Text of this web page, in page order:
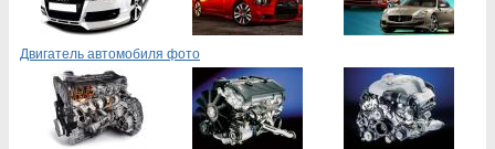
Двигатель автомобиля фото